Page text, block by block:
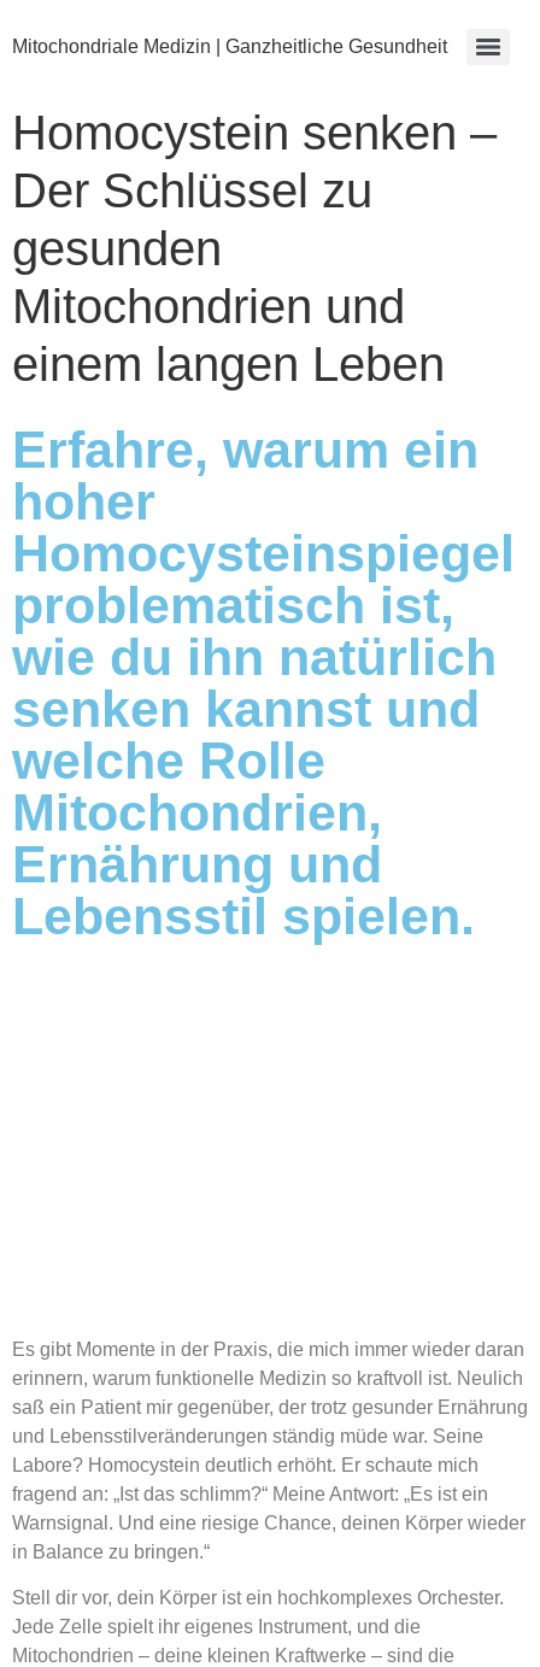
Mitochondriale Medizin | Ganzheitliche Gesundheit
Homocystein senken –
Der Schlüssel zu
gesunden
Mitochondrien und
einem langen Leben
Erfahre, warum ein
hoher
Homocysteinspiegel
problematisch ist,
wie du ihn natürlich
senken kannst und
welche Rolle
Mitochondrien,
Ernährung und
Lebensstil spielen.
Es gibt Momente in der Praxis, die mich immer wieder daran
erinnern, warum funktionelle Medizin so kraftvoll ist. Neulich
saß ein Patient mir gegenüber, der trotz gesunder Ernährung
und Lebensstilveränderungen ständig müde war. Seine
Labore? Homocystein deutlich erhöht. Er schaute mich
fragend an: „Ist das schlimm?“ Meine Antwort: „Es ist ein
Warnsignal. Und eine riesige Chance, deinen Körper wieder
in Balance zu bringen.“
Stell dir vor, dein Körper ist ein hochkomplexes Orchester.
Jede Zelle spielt ihr eigenes Instrument, und die
Mitochondrien – deine kleinen Kraftwerke – sind die